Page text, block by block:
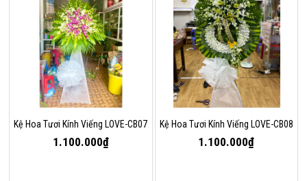
Kệ Hoa Tươi Kính Viếng LOVE-CB07
1.100.000₫
Kệ Hoa Tươi Kính Viếng LOVE-CB08
1.100.000₫